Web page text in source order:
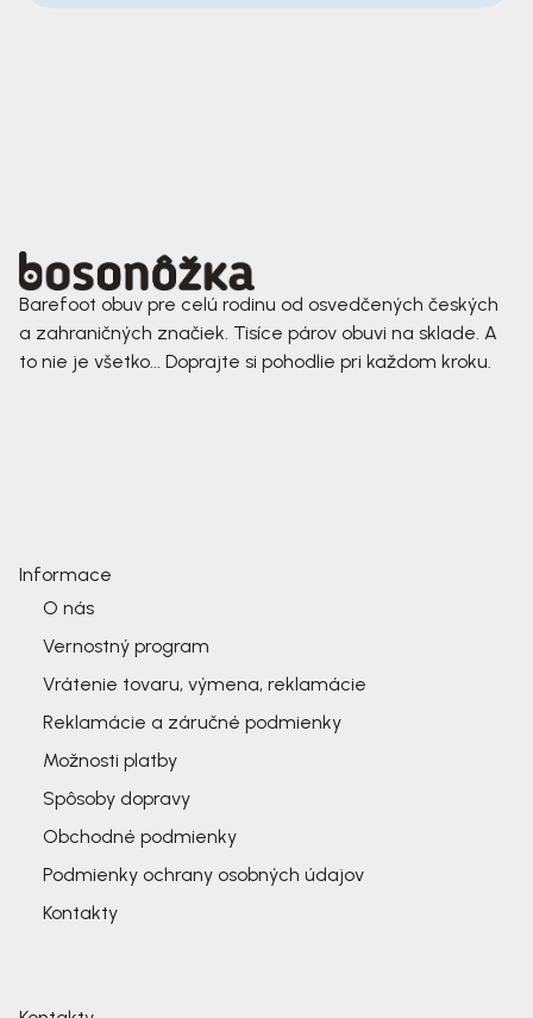
Barefoot obuv pre celú rodinu od osvedčených českých
a zahraničných značiek. Tisíce párov obuvi na sklade. A
to nie je všetko... Doprajte si pohodlie pri každom kroku.
Informace
O nás
Vernostný program
Vrátenie tovaru, výmena, reklamácie
Reklamácie a záručné podmienky
Možnosti platby
Spôsoby dopravy
Obchodné podmienky
Podmienky ochrany osobných údajov
Kontakty